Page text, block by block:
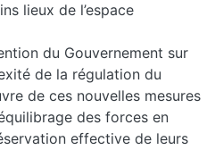
lieux de l’espace
du Gouvernement sur
de la régulation du
de ces nouvelles mesures
des forces en
effective de leurs